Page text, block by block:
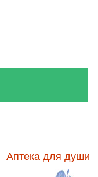
Аптека для души